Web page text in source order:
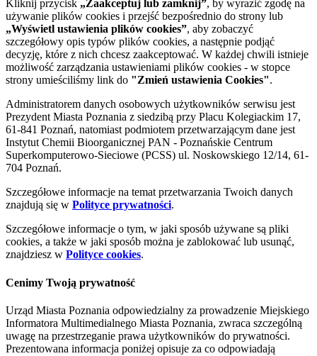
Kliknij przycisk „Zaakceptuj lub zamknij”, by wyrazić zgodę na
używanie plików cookies i przejść bezpośrednio do strony lub
„Wyświetl ustawienia plików cookies”, aby zobaczyć
szczegółowy opis typów plików cookies, a następnie podjąć
decyzję, które z nich chcesz zaakceptować. W każdej chwili istnieje
możliwość zarządzania ustawieniami plików cookies - w stopce
strony umieściliśmy link do "Zmień ustawienia Cookies".
Administratorem danych osobowych użytkowników serwisu jest
Prezydent Miasta Poznania z siedzibą przy Placu Kolegiackim 17,
61-841 Poznań, natomiast podmiotem przetwarzającym dane jest
Instytut Chemii Bioorganicznej PAN - Poznańskie Centrum
Superkomputerowo-Sieciowe (PCSS) ul. Noskowskiego 12/14, 61-
704 Poznań.
Szczegółowe informacje na temat przetwarzania Twoich danych
znajdują się w Polityce prywatności.
Szczegółowe informacje o tym, w jaki sposób używane są pliki
cookies, a także w jaki sposób można je zablokować lub usunąć,
znajdziesz w Polityce cookies.
Cenimy Twoją prywatność
Urząd Miasta Poznania odpowiedzialny za prowadzenie Miejskiego
Informatora Multimedialnego Miasta Poznania, zwraca szczególną
uwagę na przestrzeganie prawa użytkowników do prywatności.
Prezentowana informacja poniżej opisuje za co odpowiadają